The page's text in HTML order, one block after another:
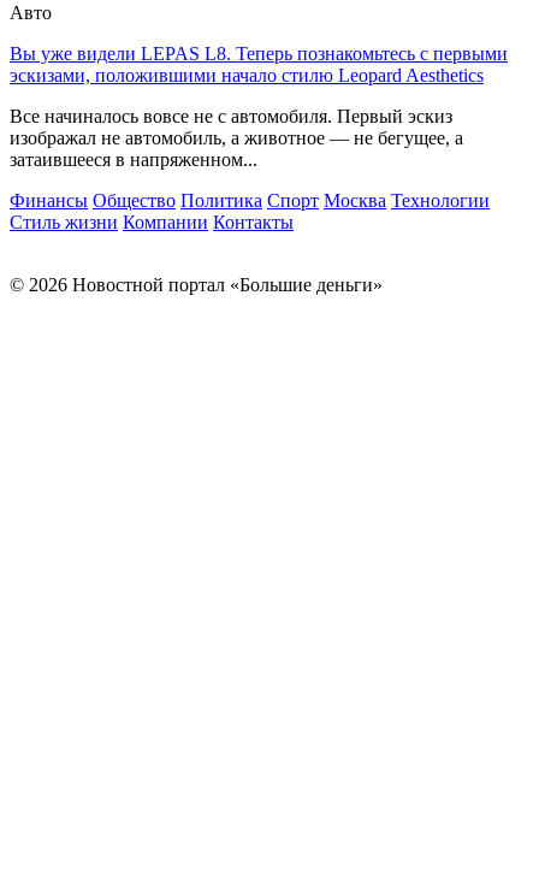
Авто
Вы уже видели LEPAS L8. Теперь познакомьтесь с первыми
эскизами, положившими начало стилю Leopard Aesthetics
Все начиналось вовсе не с автомобиля. Первый эскиз
изображал не автомобиль, а животное — не бегущее, а
затаившееся в напряженном...
Финансы Общество Политика Спорт Москва Технологии
Стиль жизни Компании Контакты
© 2026 Новостной портал «Большие деньги»